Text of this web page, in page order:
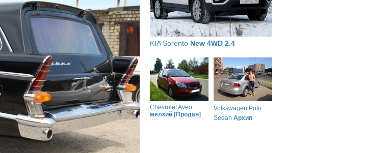
KIA Sorento New 4WD 2.4
Chevrolet Aveo
мелкий [Продан]
Volkswagen Polo
Sedan Архип